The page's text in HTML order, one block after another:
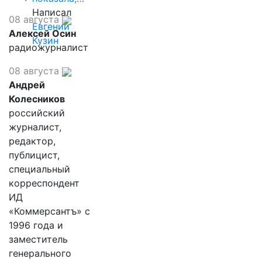
Написал
Евгений
Кузин
08 августа
Алексей Осин
радиожурналист
08 августа
Андрей
Колесников
российский
журналист,
редактор,
публицист,
специальный
корреспондент
ИД
«Коммерсантъ» с
1996 года и
заместитель
генерального